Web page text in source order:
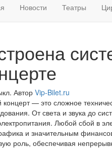
Новости Театры
Автор Vip-Bilet.ru
— это сложное
От света и звука до
Любой сбой в
и значительным
роль, обеспечивая